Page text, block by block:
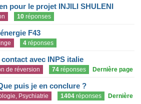
pour le projet INJILI SHULENI
10 réponses
F43
4 réponses
avec INPS italie
de réversion 74 réponses Dernière page
puis je en conclure ?
Psychiatrie 1404 réponses
Dernière